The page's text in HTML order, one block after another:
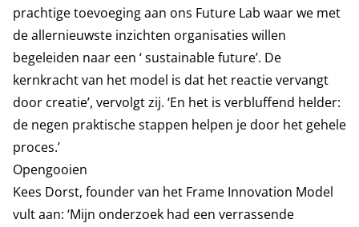
prachtige toevoeging aan ons Future Lab waar we met
de allernieuwste inzichten organisaties willen
begeleiden naar een ‘ sustainable future’. De
kernkracht van het model is dat het reactie vervangt
door creatie’, vervolgt zij. ‘En het is verbluffend helder:
de negen praktische stappen helpen je door het gehele
proces.’
Opengooien
Kees Dorst, founder van het Frame Innovation Model
vult aan: ‘Mijn onderzoek had een verrassende